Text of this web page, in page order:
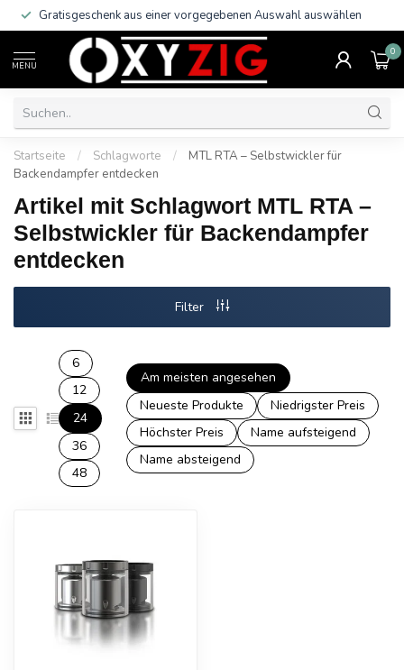
Gratisgeschenk aus einer vorgegebenen Auswahl auswählen
MENU
0
Startseite / Schlagworte /
MTL RTA – Selbstwickler für
Backendampfer entdecken
Artikel mit Schlagwort MTL RTA –
Selbstwickler für Backendampfer
entdecken
Filter
6
12
24
36
48
Am meisten angesehen
Neueste Produkte
Niedrigster Preis
Höchster Preis
Name aufsteigend
Name absteigend